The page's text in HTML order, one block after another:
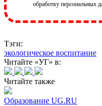
обработку персональных
Тэги:
экологическое воспитание
Читайте «УГ» в:
Читайте также
Образование UG.RU